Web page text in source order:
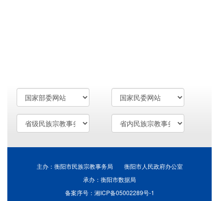
主办：衡阳市民族宗教事务局 衡阳市人民政府办公室
承办：衡阳市数据局
备案序号：湘ICP备05002289号-1